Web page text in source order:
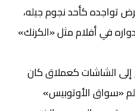
تواجده كأحد نجوم جيله،
في أفلام مثل «الكرنك»
إلى الشاشات كعملاق كان
«سواق الأوتوبيس»